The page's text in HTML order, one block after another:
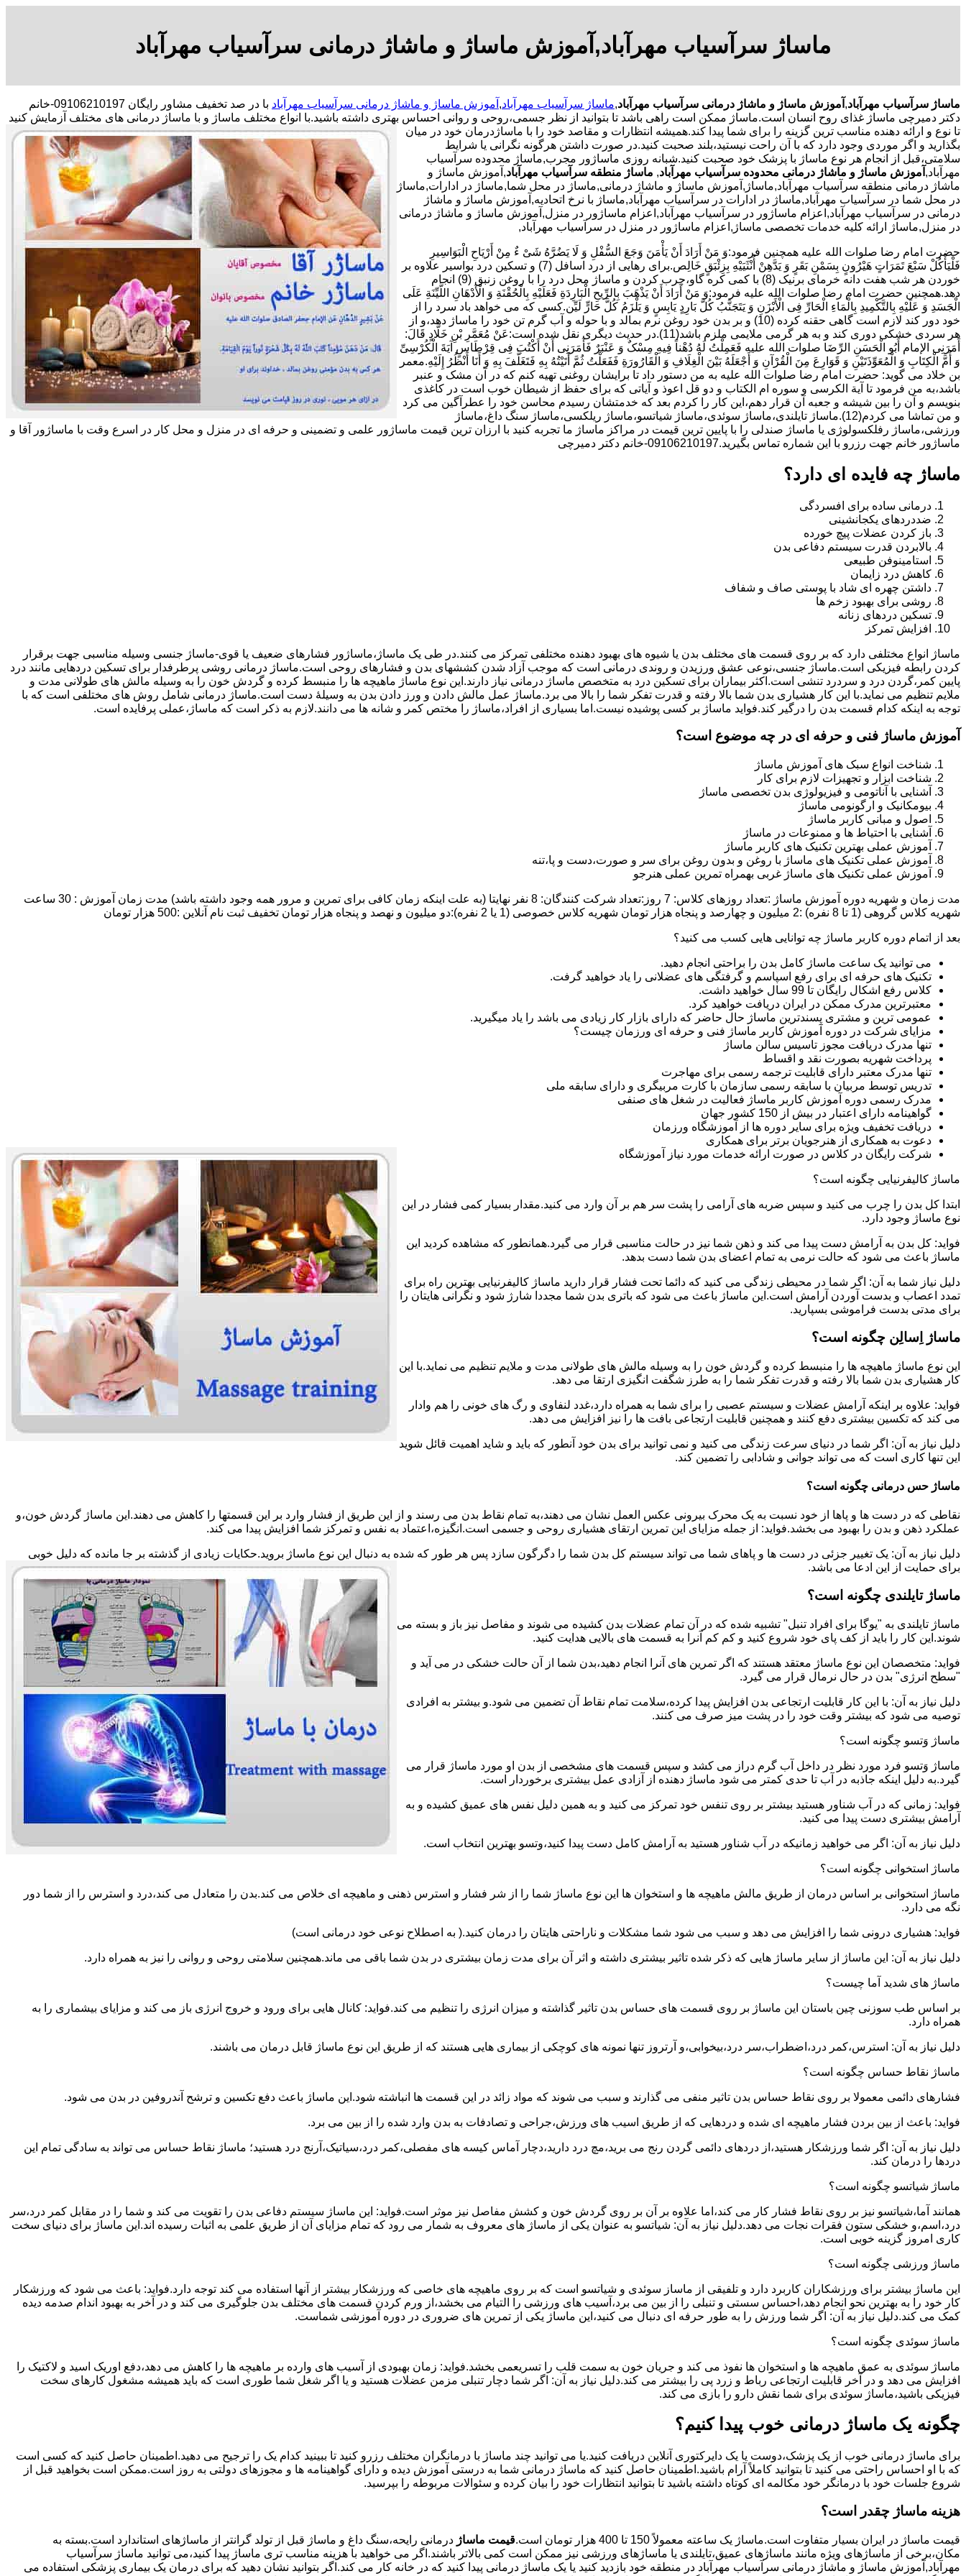
ماساژ سرآسیاب مهرآباد,آموزش ماساژ و ماشاژ درمانی سرآسیاب مهرآباد
ماساژ سرآسیاب مهرآباد, آموزش ماساژ و ماشاژ درمانی سرآسیاب مهرآباد,ماساژ سرآسیاب مهرآباد, آموزش ماساژ و ماشاژ درمانی سرآسیاب مهرآباد
با در صد تخفیف مشاور رایگان 09106210197-خانم
دکتر دمیرچی ماساژ غذای روح انسان است.ماساژ ممکن است راهی باشد تا بتوانید از نظر جسمی،روحی و روانی احساس بهتری داشته باشید.با انواع مختلف ماساژ و با ماساژ درمانی های مختلف آزمایش کنید
تا نوع و ارائه دهنده مناسب ترین گزینه را برای شما پیدا کند.همیشه انتظارات و مقاصد خود را با ماساژدرمان خود در میان
بگذارید و اگر موردی وجود دارد که با آن راحت نیستید،بلند صحبت کنید.در صورت داشتن هرگونه نگرانی یا شرایط
سلامتی،قبل از انجام هر نوع ماساژ با پزشک خود صحبت کنید.شبانه روزی ماساژور مجرب,ماساژ محدوده سرآسیاب
مهرآباد, آموزش ماساژ و ماشاژ درمانی محدوده سرآسیاب مهرآباد, ماساژ منطقه سرآسیاب مهرآباد,آموزش ماساژ و
ماشاژ درمانی منطقه سرآسیاب مهرآباد,ماساژ,آموزش ماساژ و ماشاژ درمانی,ماساژ در محل شما,ماساژ در ادارات,ماساژ
در محل شما در سرآسیاب مهرآباد,ماساژ در ادارات در سرآسیاب مهرآباد,ماساژ با نرخ اتحادیه,آموزش ماساژ و ماشاژ
درمانی در سرآسیاب مهرآباد,اعزام ماساژور در سرآسیاب مهرآباد,اعزام ماساژور در منزل,آموزش ماساژ و ماشاژ درمانی
در منزل,ماساژ ارائه کلیه خدمات تخصصی ماساژ,اعزام ماساژور در منزل در سرآسیاب مهرآباد,
حضرت امام رضا صلوات الله علیه همچنین فرمود:وَ مَنْ أَرَادَ أَنْ یَأْمَنَ وَجَعَ السُّفْلِ وَ لَا یَضُرَّهُ شَیْ ءٌ مِنْ أَرْیَاحِ الْبَوَاسِیرِ
فَلْیَأْکُلْ سَبْعَ تَمَرَاتٍ هَیْرُونٍ بِسَمْنِ بَقَرٍ وَ یَدَّهِنْ أُنْثَیَیْهِ بِزِئْبَقٍ خَالِص.برای رهایی از درد اسافل (7) و تسکین درد بواسیر علاوه بر
خوردن هر شب هفت دانه خرمای برنیک (8) با کمی کره گاو،چرب کردن و ماساژ محل درد را با روغن زنبق (9) انجام
دهد.همچنین حضرت امام رضا صلوات الله علیه فرمود:وَ مَنْ أَرَادَ أَنْ یَذْهَبَ بِالرِّیحِ الْبَارِدَةِ فَعَلَیْهِ بِالْحُقْنَةِ وَ الْأَدْهَانِ اللَّیِّنَةِ عَلَى
الْجَسَدِ وَ عَلَیْهِ بِالتَّکْمِیدِ بِالْمَاءِ الْحَارِّ فِی الْأَبْزَنِ وَ یَتَجَنَّبُ کُلَّ بَارِدٍ یَابِسٍ وَ یَلْزَمُ کُلَّ حَارٍّ لَیِّن.کسی که می خواهد باد سرد را از
خود دور کند لازم است گاهی حقنه کرده (10) و بر بدن خود روغن نرم بمالد و با حوله و آب گرم تن خود را ماساژ دهد،و از
هر سردی خشکی دوری کند و به هر گرمی ملایمی ملزم باشد(11).در حدیث دیگری نقل شده است:عَنْ مُعَمَّرِ بْنِ خَلَّادٍ قَالَ:
أَمَرَنِی الإمام أَبُو الْحَسَنِ الرِّضَا صلوات الله علیه فَعَمِلْتُ لَهُ دُهْناً فِیهِ مِسْکٌ وَ عَنْبَرٌ فَأَمَرَنِی أَنْ أَکْتُبَ فِی قِرْطَاسٍ آیَةَ الْکُرْسِیِّ
وَ أُمَّ الْکِتَابِ وَ الْمُعَوِّذَتَیْنِ وَ قَوَارِعَ مِنَ الْقُرْآنِ وَ أَجْعَلَهُ بَیْنَ الْغِلَافِ وَ الْقَارُورَةِ فَفَعَلْتُ ثُمَّ أَتَیْتُهُ بِهِ فَتَغَلَّفَ بِهِ وَ أَنَا أَنْظُرُ إِلَیْهِ.معمر
بن خلاد می گوید: حضرت امام رضا صلوات الله علیه به من دستور داد تا برایشان روغنى تهیه کنم که در آن مشک و عنبر
باشد،به من فرمود تا آیة الکرسى و سوره ام الکتاب و دو قل اعوذ و آیاتى که براى حفظ از شیطان خوب است در کاغذى
بنویسم و آن را بین شیشه و جعبه آن قرار دهم،این کار را کردم بعد که خدمتشان رسیدم محاسن خود را عطرآگین می کرد
و من تماشا می کردم(12).ماساژ تایلندی،ماساژ سوئدی،ماساژ شیاتسو،ماساژ ریلکسی،ماساژ سنگ داغ،ماساژ
ورزشی،ماساژ رفلکسولوژی یا ماساژ صندلی را با پایین ترین قیمت در مراکز ماساژ ما تجربه کنید با ارزان ترین قیمت ماساژور علمی و تضمینی و حرفه ای در منزل و محل کار در اسرع وقت با ماساژور آقا و
ماساژور خانم جهت رزرو با این شماره تماس بگیرید.09106210197-خانم دکتر دمیرچی
ماساژ چه فایده ای دارد؟
درمانی ساده برای افسردگی
ضددردهای یکجانشینی
باز کردن عضلات پیچ خورده
بالابردن قدرت سیستم دفاعی بدن
استامینوفن طبیعی
کاهش درد زایمان
داشتن چهره ای شاد با پوستی صاف و شفاف
روشی برای بهبود زخم ها
تسکین دردهای زنانه
افزایش تمرکز
ماساژ انواع مختلفی دارد که بر روی قسمت های مختلف بدن یا شیوه های بهبود دهنده مختلفی تمرکز می کنند.در طی یک ماساژ،ماساژور فشارهای ضعیف یا قوی-ماساژ جنسی وسیله مناسبی جهت برقرار
کردن رابطه فیزیکی است.ماساژ جنسی،نوعی عشق ورزیدن و روندی درمانی است که موجب آزاد شدن کششهای بدن و فشارهای روحی است.ماساژ درمانی روشی پرطرفدار برای تسکین دردهایی مانند درد
پایین کمر،گردن درد و سردرد تنشی است.اکثر بیماران برای تسکین درد به متخصص ماساژ درمانی نیاز دارند.این نوع ماساژ ماهیچه ها را منبسط کرده و گردش خون را به وسیله مالش های طولانی مدت و
ملایم تنظیم می نماید.با این کار هشیاری بدن شما بالا رفته و قدرت تفکر شما را بالا می برد.ماساژ عمل مالش دادن و ورز دادن بدن به وسیلۀ دست است.ماساژ درمانی شامل روش های مختلفی است که با
توجه به اینکه کدام قسمت بدن را درگیر کند.فواید ماساژ بر کسی پوشیده نیست.اما بسیاری از افراد،ماساژ را مختص کمر و شانه ها می دانند.لازم به ذکر است که ماساژ،عملی پرفایده است.
آموزش ماساژ فنی و حرفه ای در چه موضوع است؟
شناخت انواع سبک های آموزش ماساژ
شناخت ابزار و تجهیزات لازم برای کار
آشنایی با آناتومی و فیزیولوژی بدن تخصصی ماساژ
بیومکانیک و ارگونومی ماساژ
اصول و مبانی کاربر ماساژ
آشنایی با احتیاط ها و ممنوعات در ماساژ
آموزش عملی بهترین تکنیک های کاربر ماساژ
آموزش عملی تکنیک های ماساژ با روغن و بدون روغن برای سر و صورت،دست و پا،تنه
آموزش عملی تکنیک های ماساژ غربی بهمراه تمرین عملی هنرجو
مدت زمان و شهریه دوره آموزش ماساژ :تعداد روزهای کلاس: 7 روز:تعداد شرکت کنندگان: 8 نفر نهایتا (به علت اینکه زمان کافی برای تمرین و مرور همه وجود داشته باشد) مدت زمان آموزش : 30 ساعت
شهریه کلاس گروهی (1 تا 8 نفره) :2 میلیون و چهارصد و پنجاه هزار تومان شهریه کلاس خصوصی (1 یا 2 نفره):دو میلیون و نهصد و پنجاه هزار تومان تخفیف ثبت نام آنلاین :500 هزار تومان
بعد از اتمام دوره کاربر ماساژ چه توانایی هایی کسب می کنید؟
می توانید یک ساعت ماساژ کامل بدن را براحتی انجام دهید.
تکنیک های حرفه ای برای رفع اسپاسم و گرفتگی های عضلانی را یاد خواهید گرفت.
کلاس رفع اشکال رایگان تا 99 سال خواهید داشت.
معتبرترین مدرک ممکن در ایران دریافت خواهید کرد.
عمومی ترین و مشتری پسندترین ماساژ حال حاضر که دارای بازار کار زیادی می باشد را یاد میگیرید.
مزایای شرکت در دوره آموزش کاربر ماساژ فنی و حرفه ای ورزمان چیست؟
تنها مدرک دریافت مجوز تاسیس سالن ماساژ
پرداخت شهریه بصورت نقد و اقساط
تنها مدرک معتبر دارای قابلیت ترجمه رسمی برای مهاجرت
تدریس توسط مربیان با سابقه رسمی سازمان با کارت مربیگری و دارای سابقه ملی
مدرک رسمی دوره آموزش کاربر ماساژ فعالیت در شغل های صنفی
گواهینامه دارای اعتبار در بیش از 150 کشور جهان
دریافت تخفیف ویژه برای سایر دوره ها از آموزشگاه ورزمان
دعوت به همکاری از هنرجویان برتر برای همکاری
شرکت رایگان در کلاس در صورت ارائه خدمات مورد نیاز آموزشگاه
ماساژ کالیفرنیایی چگونه است؟
ابتدا کل بدن را چرب می کنید و سپس ضربه های آرامی را پشت سر هم بر آن وارد می کنید.مقدار بسیار کمی فشار در این
نوع ماساژ وجود دارد.
فواید: کل بدن به آرامش دست پیدا می کند و ذهن شما نیز در حالت مناسبی قرار می گیرد.همانطور که مشاهده کردید این
ماساژ باعث می شود که حالت نرمی به تمام اعضای بدن شما دست بدهد.
دلیل نیاز شما به آن: اگر شما در محیطی زندگی می کنید که دائما تحت فشار قرار دارید ماساژ کالیفرنیایی بهترین راه برای
تمدد اعصاب و بدست آوردن آرامش است.این ماساژ باعث می شود که باتری بدن شما مجددا شارژ شود و نگرانی هایتان را
برای مدتی بدست فراموشی بسپارید.
ماساژ اِسالِن چگونه است؟
این نوع ماساژ ماهیچه ها را منبسط کرده و گردش خون را به وسیله مالش های طولانی مدت و ملایم تنظیم می نماید.با این
کار هشیاری بدن شما بالا رفته و قدرت تفکر شما را به طرز شگفت انگیزی ارتقا می دهد.
فواید: علاوه بر اینکه آرامش عضلات و سیستم عصبی را برای شما به همراه دارد،غدد لنفاوی و رگ های خونی را هم وادار
می کند که تکسین بیشتری دفع کنند و همچنین قابلیت ارتجاعی بافت ها را نیز افزایش می دهد.
دلیل نیاز به آن: اگر شما در دنیای سرعت زندگی می کنید و نمی توانید برای بدن خود آنطور که باید و شاید اهمیت قائل شوید
این تنها کاری است که می تواند جوانی و شادابی را تضمین کند.
ماساژ حس درمانی چگونه است؟
نقاطی که در دست ها و پاها از خود نسبت به یک محرک بیرونی عکس العمل نشان می دهند،به تمام نقاط بدن می رسند و از این طریق از فشار وارد بر این قسمتها را کاهش می دهند.این ماساژ گردش خون،و
عملکرد ذهن و بدن را بهبود می بخشد.فواید: از جمله مزایای این تمرین ارتقای هشیاری روحی و جسمی است.انگیزه،اعتماد به نفس و تمرکز شما افزایش پیدا می کند.
دلیل نیاز به آن: یک تغییر جزئی در دست ها و پاهای شما می تواند سیستم کل بدن شما را دگرگون سازد پس هر طور که شده به دنبال این نوع ماساژ بروید.حکایات زیادی از گذشته بر جا مانده که دلیل خوبی
برای حمایت از این ادعا می باشد.
ماساژ تایلندی چگونه است؟
ماساژ تایلندی به "یوگا برای افراد تنبل" تشبیه شده که در آن تمام عضلات بدن کشیده می شوند و مفاصل نیز باز و بسته می
شوند.این کار را باید از کف پای خود شروع کنید و کم کم آنرا به قسمت های بالایی هدایت کنید.
فواید: متخصصان این نوع ماساژ معتقد هستند که اگر تمرین های آنرا انجام دهید،بدن شما از آن حالت خشکی در می آید و
"سطح انرژی" بدن در حال نرمال قرار می گیرد.
دلیل نیاز به آن: با این کار قابلیت ارتجاعی بدن افزایش پیدا کرده،سلامت تمام نقاط آن تضمین می شود.و بیشتر به افرادی
توصیه می شود که بیشتر وقت خود را در پشت میز صرف می کنند.
ماساژ وَتسو چگونه است؟
ماساژ وَتسو فرد مورد نظر در داخل آب گرم دراز می کشد و سپس قسمت های مشخصی از بدن او مورد ماساژ قرار می
گیرد.به دلیل اینکه جاذبه در آب تا حدی کمتر می شود ماساژ دهنده از آزادی عمل بیشتری برخوردار است.
فواید: زمانی که در آب شناور هستید بیشتر بر روی تنفس خود تمرکز می کنید و به همین دلیل نفس های عمیق کشیده و به
آرامش بیشتری دست پیدا می کنید.
دلیل نیاز به آن: اگر می خواهید زمانیکه در آب شناور هستید به آرامش کامل دست پیدا کنید،وتسو بهترین انتخاب است.
ماساژ استخوانی چگونه است؟
ماساژ استخوانی بر اساس درمان از طریق مالش ماهیچه ها و استخوان ها این نوع ماساژ شما را از شر فشار و استرس ذهنی و ماهیچه ای خلاص می کند.بدن را متعادل می کند،درد و استرس را از شما دور
نگه می دارد.
فواید: هشیاری درونی شما را افزایش می دهد و سبب می شود شما مشکلات و ناراحتی هایتان را درمان کنید.( به اصطلاح نوعی خود درمانی است)
دلیل نیاز به آن: این ماساژ از سایر ماساژ هایی که ذکر شده تاثیر بیشتری داشته و اثر آن برای مدت زمان بیشتری در بدن شما باقی می ماند.همچنین سلامتی روحی و روانی را نیز به همراه دارد.
ماساژ های شدید آما چیست؟
بر اساس طب سوزنی چین باستان این ماساژ بر روی قسمت های حساس بدن تاثیر گذاشته و میزان انرژی را تنظیم می کند.فواید: کانال هایی برای ورود و خروج انرژی باز می کند و مزایای بیشماری را به
همراه دارد.
دلیل نیاز به آن: استرس،کمر درد،اضطراب،سر درد،بیخوابی،و آرتروز تنها نمونه های کوچکی از بیماری هایی هستند که از طریق این نوع ماساژ قابل درمان می باشند.
ماساژ نقاط حساس چگونه است؟
فشارهای دائمی معمولا بر روی نقاط حساس بدن تاثیر منفی می گذارند و سبب می شوند که مواد زائد در این قسمت ها انباشته شود.این ماساژ باعث دفع تکسین و ترشح آندروفین در بدن می شود.
فواید: باعث از بین بردن فشار ماهیچه ای شده و دردهایی که از طریق اسیب های ورزش،جراحی و تصادفات به بدن وارد شده را از بین می برد.
دلیل نیاز به آن: اگر شما ورزشکار هستید،از دردهای دائمی گردن رنج می برید،مچ درد دارید،دچار آماس کیسه های مفصلی،کمر درد،سیاتیک،آرنج درد هستید؛ ماساژ نقاط حساس می تواند به سادگی تمام این
دردها را درمان کند.
ماساژ شیاتسو چگونه است؟
همانند آما،شیاتسو نیز بر روی نقاط فشار کار می کند،اما علاوه بر آن بر روی گردش خون و کشش مفاصل نیز موثر است.فواید: این ماساژ سیستم دفاعی بدن را تقویت می کند و شما را در مقابل کمر درد،سر
درد،اسم،و خشکی ستون فقرات نجات می دهد.دلیل نیاز به آن: شیاتسو به عنوان یکی از ماساژ های معروف به شمار می رود که تمام مزایای آن از طریق علمی به اثبات رسیده اند.این ماساژ برای دنیای سخت
کاری امروز گزینه خوبی است.
ماساژ ورزشی چگونه است؟
این ماساژ بیشتر برای ورزشکاران کاربرد دارد و تلفیقی از ماساز سوئدی و شیاتسو است که بر روی ماهیچه های خاصی که ورزشکار بیشتر از آنها استفاده می کند توجه دارد.فواید: باعث می شود که ورزشکار
کار خود را به بهترین نحو انجام دهد،احساس سستی و تنبلی را از بین می برد،آسیب های ورزشی را التیام می بخشد،از ورم کردن قسمت های مختلف بدن جلوگیری می کند و در آخر به بهبود اندام صدمه دیده
کمک می کند.دلیل نیاز به آن: اگر شما ورزش را به طور حرفه ای دنبال می کنید،این ماساژ یکی از تمرین های ضروری در دوره آموزشی شماست.
ماساژ سوئدی چگونه است؟
ماساژ سوئدی به عمق ماهیچه ها و استخوان ها نفوذ می کند و جریان خون به سمت قلب را تسریعمی بخشد.فواید: زمان بهبودی از آسیب های وارده بر ماهیچه ها را کاهش می دهد،دفع اوریک اسید و لاکتیک را
افزایش می دهد و در آخر قابلیت ارتجاعی رباط و زرد پی را بیشتر می کند.دلیل نیاز به آن: اگر شما دچار تنبلی مزمن عضلات هستید و یا اگر شغل شما طوری است که باید همیشه مشغول کارهای سخت
فیزیکی باشید،ماساژ سوئدی برای شما نقش دارو را بازی می کند.
چگونه یک ماساژ درمانی خوب پیدا کنیم؟
برای ماساژ درمانی خوب از یک پزشک،دوست یا یک دایرکتوری آنلاین دریافت کنید.یا می توانید چند ماساژ با درمانگران مختلف رزرو کنید تا ببینید کدام یک را ترجیح می دهید.اطمینان حاصل کنید که کسی است
که با او احساس راحتی می کنید تا بتوانید کاملاً آرام باشید.اطمینان حاصل کنید که ماساژ درمانی شما به درستی آموزش دیده و دارای گواهینامه ها و مجوزهای دولتی به روز است.ممکن است بخواهید قبل از
شروع جلسات خود با درمانگر خود مکالمه ای کوتاه داشته باشید تا بتوانید انتظارات خود را بیان کرده و سئوالات مربوطه را بپرسید.
هزینه ماساژ چقدر است؟
قیمت ماساژ در ایران بسیار متفاوت است.ماساژ یک ساعته معمولاً 150 تا 400 هزار تومان است. قیمت ماساژ درمانی رایحه،سنگ داغ و ماساژ قبل از تولد گرانتر از ماساژهای استاندارد است.بسته به
مکان،برخی از ماساژهای ویژه مانند ماساژهای عمیق،تایلندی یا ماساژهای ورزشی نیز ممکن است کمی بالاتر باشند.اگر می خواهید با هزینه مناسب تری ماساژ پیدا کنید،می توانید ماساژ سرآسیاب
مهرآباد,آموزش ماساژ و ماشاژ درمانی سرآسیاب مهرآباد در منطقه خود بازدید کنید یا یک ماساژ درمانی پیدا کنید که در خانه کار می کند.اگر بتوانید نشان دهید که برای درمان یک بیماری پزشکی استفاده می